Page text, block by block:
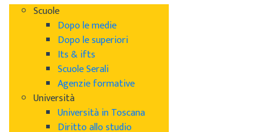
Scuole
Dopo le medie
Dopo le superiori
Its & ifts
Scuole Serali
Agenzie formative
Università
Università in Toscana
Diritto allo studio